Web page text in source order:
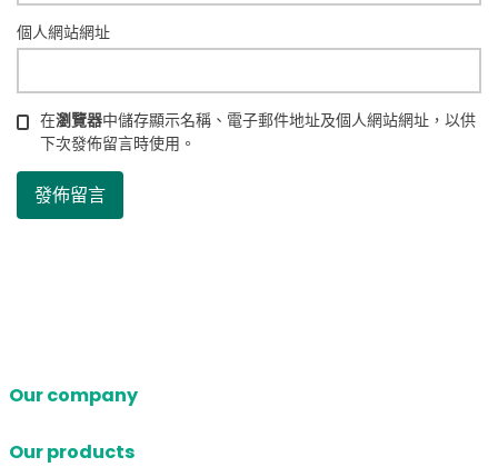
個人網站網址
在瀏覽器中儲存顯示名稱、電子郵件地址及個人網站網址，以供
下次發佈留言時使用。
Our company
Our products